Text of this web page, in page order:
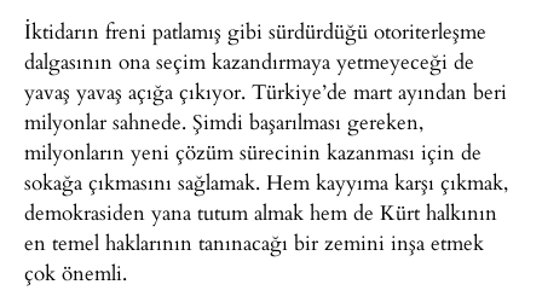
İktidarın freni patlamış gibi sürdürdüğü otoriterleşme
dalgasının ona seçim kazandırmaya yetmeyeceği de
yavaş yavaş açığa çıkıyor. Türkiye’de mart ayından beri
milyonlar sahnede. Şimdi başarılması gereken,
milyonların yeni çözüm sürecinin kazanması için de
sokağa çıkmasını sağlamak. Hem kayyıma karşı çıkmak,
demokrasiden yana tutum almak hem de Kürt halkının
en temel haklarının tanınacağı bir zemini inşa etmek
çok önemli.